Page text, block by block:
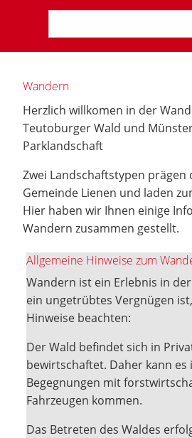
Wandern
Herzlich willkomen in der
Teutoburger Wald und
Parklandschaft
Zwei Landschaftstypen prägen
Gemeinde Lienen und laden
Hier haben wir Ihnen einige
Wandern zusammen gestellt.
Allgemeine Hinweise zum
Wandern ist ein Erlebnis in
ein ungetrübtes Vergnügen
Hinweise beachten:
Der Wald befindet sich in
bewirtschaftet. Daher kann es
Begegnungen mit
Fahrzeugen kommen.
Das Betreten des Waldes